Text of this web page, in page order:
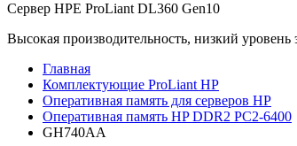
Сервер HPE ProLiant DL360 Gen10
Высокая производительность, низкий
Главная
Комплектующие ProLiant HP
Оперативная память для серверов HP
Оперативная память HP DDR2 PC2-6400
GH740AA